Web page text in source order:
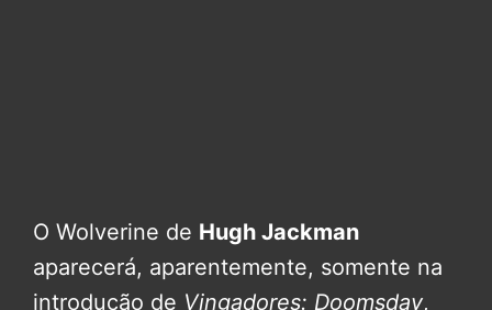
O Wolverine de Hugh Jackman
aparecerá, aparentemente, somente na
introdução de Vingadores: Doomsday,